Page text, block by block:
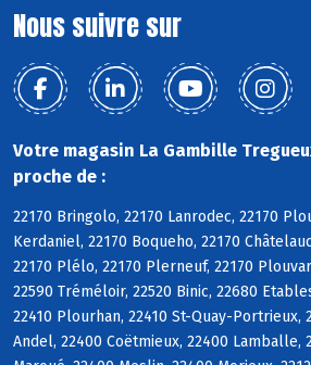
Nous suivre sur
Votre magasin La Gambille
proche de :
22170 Bringolo, 22170 Lanrodec, 22170
Kerdaniel, 22170 Boqueho, 22170
22170 Plélo, 22170 Plerneuf, 22170
22590 Tréméloir, 22520 Binic, 22680
22410 Plourhan, 22410 St-Quay-Portrieux,
Andel, 22400 Coëtmieux, 22400 Lamballe,